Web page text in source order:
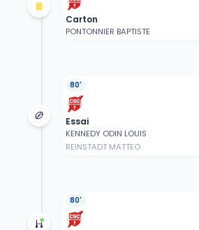
Carton
PONTONNIER BAPTISTE
80'
Essai
KENNEDY ODIN LOUIS
REINSTADT MATTEO
80'